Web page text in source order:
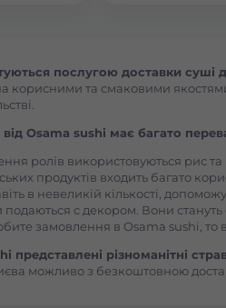
послугою доставки суші
корисними та смаковими
Osama sushi має багато
ролів використовуються рис
продуктів входить багато
в невеликій кількості,
с декором. Вони стануть
замовлення в Osama sushi, то
різноманітні
можливо з безкоштовною